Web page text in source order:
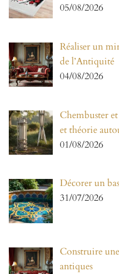
05/08/2026
Réaliser un
de l’Antiquité
04/08/2026
Chembuster
et théorie
01/08/2026
Décorer un
31/07/2026
Construire
antiques